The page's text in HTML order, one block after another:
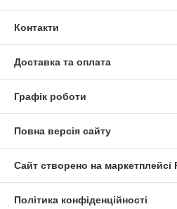
Контакти
Доставка та оплата
Графік роботи
Повна версія сайту
Сайт створено на маркетплейсі
Політика конфіденційності